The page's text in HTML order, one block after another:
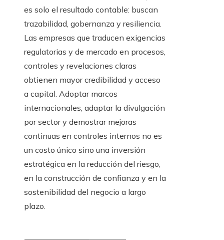
es solo el resultado contable: buscan
trazabilidad, gobernanza y resiliencia.
Las empresas que traducen exigencias
regulatorias y de mercado en procesos,
controles y revelaciones claras
obtienen mayor credibilidad y acceso
a capital. Adoptar marcos
internacionales, adaptar la divulgación
por sector y demostrar mejoras
continuas en controles internos no es
un costo único sino una inversión
estratégica en la reducción del riesgo,
en la construcción de confianza y en la
sostenibilidad del negocio a largo
plazo.